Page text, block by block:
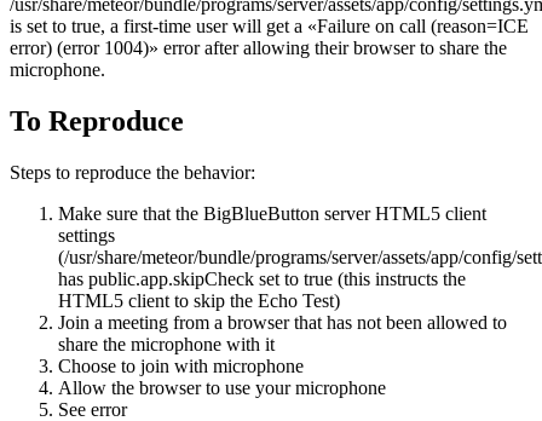
is set to true, a first-time user will get a «Failure on call (reason=ICE
error) (error 1004)» error after allowing their browser to share the
microphone.
To Reproduce
Steps to reproduce the behavior:
Make sure that the BigBlueButton server HTML5 client
settings
(/usr/share/meteor/bundle/programs/server/assets/app/config/
has public.app.skipCheck set to true (this instructs the
HTML5 client to skip the Echo Test)
Join a meeting from a browser that has not been allowed to
share the microphone with it
Choose to join with microphone
Allow the browser to use your microphone
See error